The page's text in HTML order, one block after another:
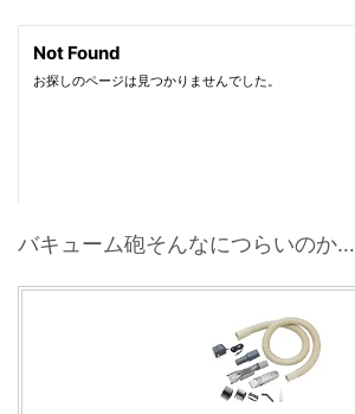
バキューム砲そんなにつらいのか…